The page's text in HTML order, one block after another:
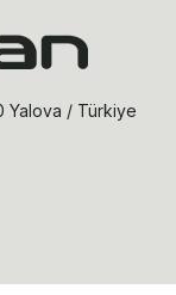
Yalova / Türkiye